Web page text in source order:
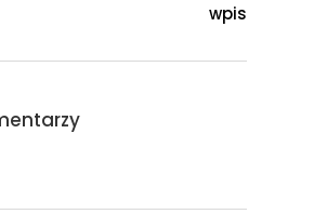
wpis